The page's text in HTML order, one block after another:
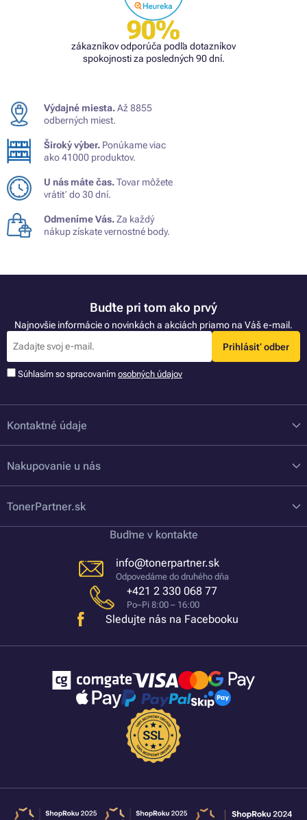
90%
zákazníkov odporúča podľa dotazníkov
spokojnosti za posledných 90 dní.
Výdajné miesta.Až 8855
odberných miest.
Široký výber. Ponúkame viac
ako 41000 produktov.
U nás máte čas.Tovar môžete
vrátiť do 30 dní.
Odmeníme Vás.Za každý
nákup získate vernostné body.
Buďte pri tom ako prvý
Najnovšie informácie o novinkách a akciách priamo na Váš e-mail.
Prihlásiť odber
Súhlasím so spracovaním osobných údajov
Kontaktné údaje
Nakupovanie u nás
TonerPartner.sk
Buďme v kontakte
info@tonerpartner.sk
Odpovedáme do druhého dňa
+421 2 330 068 77
Po–Pi 8:00 – 16:00
Sledujte nás na Facebooku